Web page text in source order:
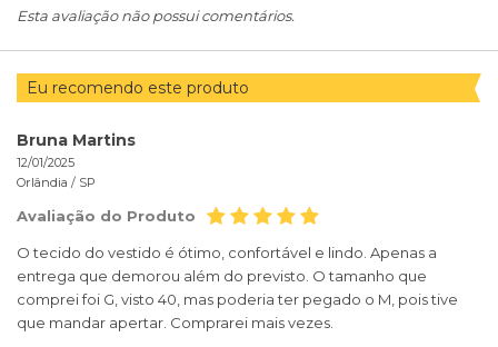
Esta avaliação não possui comentários.
Eu recomendo este produto
Bruna Martins
12/01/2025
Orlândia / SP
Avaliação do Produto
O tecido do vestido é ótimo, confortável e lindo. Apenas a
entrega que demorou além do previsto. O tamanho que
comprei foi G, visto 40, mas poderia ter pegado o M, pois tive
que mandar apertar. Comprarei mais vezes.